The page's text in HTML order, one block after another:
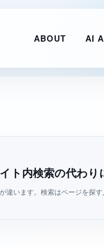
ABOUT AI
ト内検索の代わり
違います。検索はページを探